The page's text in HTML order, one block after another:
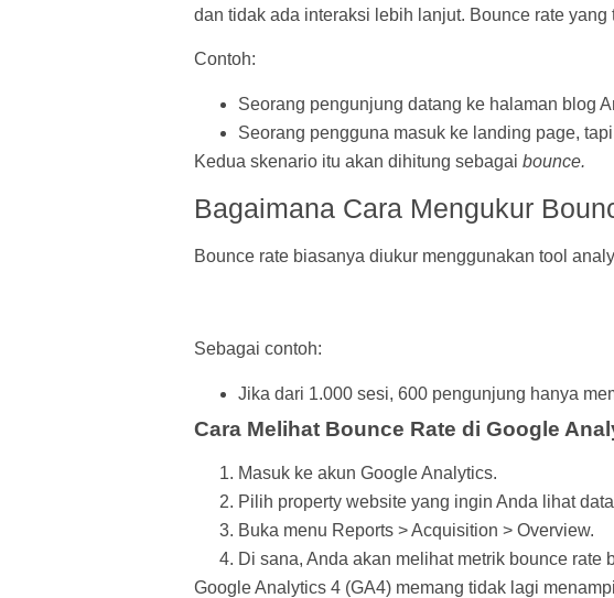
dan tidak ada interaksi lebih lanjut. Bounce rate
Contoh:
Seorang pengunjung datang ke halaman blog
Seorang pengguna masuk ke landing page,
Kedua skenario itu akan dihitung sebagai bounce.
Bagaimana Cara Mengukur
Bounce rate biasanya diukur menggunakan tool
Sebagai contoh:
Jika dari 1.000 sesi, 600 pengunjung hanya
Cara Melihat Bounce Rate di Google
Masuk ke akun Google Analytics.
Pilih property website yang ingin Anda lihat
Buka menu Reports > Acquisition > Overview.
Di sana, Anda akan melihat metrik bounce
Google Analytics 4 (GA4) memang tidak lagi